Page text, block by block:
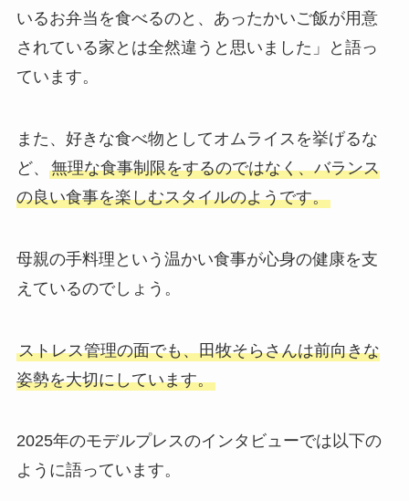
いるお弁当を食べるのと、あったかいご飯が用意
されている家とは全然違うと思いました」と語っ
ています。
また、好きな食べ物としてオムライスを挙げるな
ど、 無理な食事制限をするのではなく、バランス
の良い食事を楽しむスタイルのようです。
母親の手料理という温かい食事が心身の健康を支
えているのでしょう。
ストレス管理の面でも、田牧そらさんは前向きな
姿勢を大切にしています。
2025年のモデルプレスのインタビューでは以下の
ように語っています。